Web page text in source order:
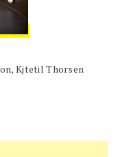
Kjtetil Thorsen